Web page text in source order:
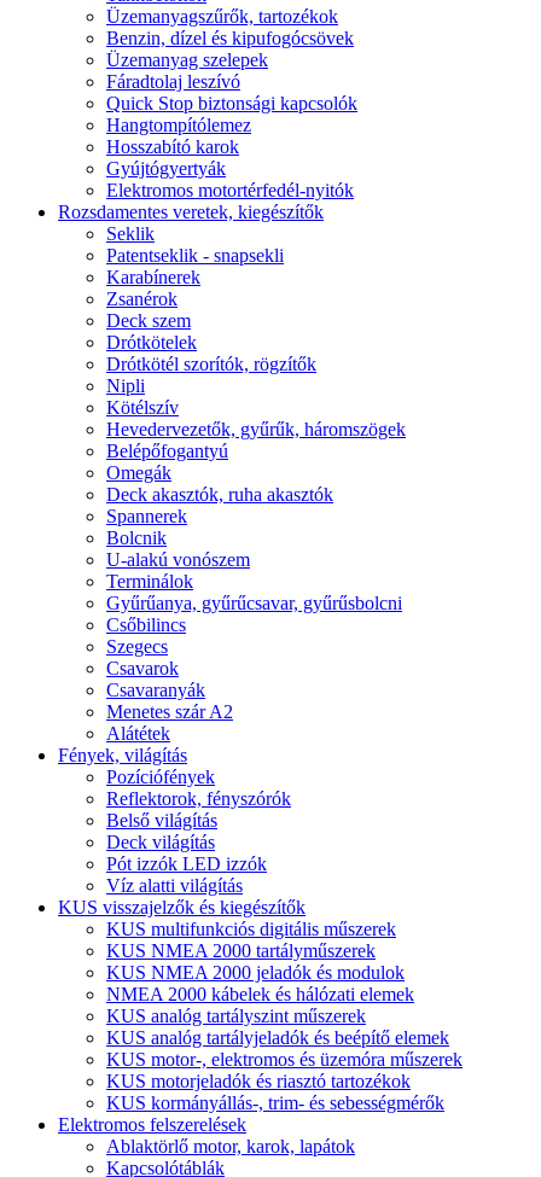
Üzemanyagszűrők, tartozékok
Benzin, dízel és kipufogócsövek
Üzemanyag szelepek
Fáradtolaj leszívó
Quick Stop biztonsági kapcsolók
Hangtompítólemez
Hosszabító karok
Gyújtógyertyák
Elektromos motortérfedél-nyitók
Rozsdamentes veretek, kiegészítők
Seklik
Patentseklik - snapsekli
Karabínerek
Zsanérok
Deck szem
Drótkötelek
Drótkötél szorítók, rögzítők
Nipli
Kötélszív
Hevedervezetők, gyűrűk, háromszögek
Belépőfogantyú
Omegák
Deck akasztók, ruha akasztók
Spannerek
Bolcnik
U-alakú vonószem
Terminálok
Gyűrűanya, gyűrűcsavar, gyűrűsbolcni
Csőbilincs
Szegecs
Csavarok
Csavaranyák
Menetes szár A2
Alátétek
Fények, világítás
Pozíciófények
Reflektorok, fényszórók
Belső világítás
Deck világítás
Pót izzók LED izzók
Víz alatti világítás
KUS visszajelzők és kiegészítők
KUS multifunkciós digitális műszerek
KUS NMEA 2000 tartályműszerek
KUS NMEA 2000 jeladók és modulok
NMEA 2000 kábelek és hálózati elemek
KUS analóg tartályszint műszerek
KUS analóg tartályjeladók és beépítő elemek
KUS motor-, elektromos és üzemóra műszerek
KUS motorjeladók és riasztó tartozékok
KUS kormányállás-, trim- és sebességmérők
Elektromos felszerelések
Ablaktörlő motor, karok, lapátok
Kapcsolótáblák